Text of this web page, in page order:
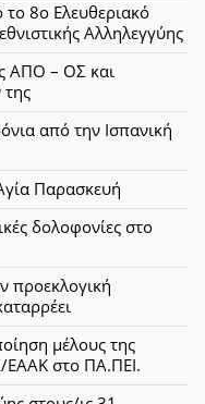
8ο Ελευθεριακό
Αλληλεγγύης
ΑΠΟ – ΟΣ και
από την Ισπανική
Παρασκευή
δολοφονίες στο
προεκλογική
μέλους της
ΕΑΑΚ στο ΠΑ.ΠΕΙ.